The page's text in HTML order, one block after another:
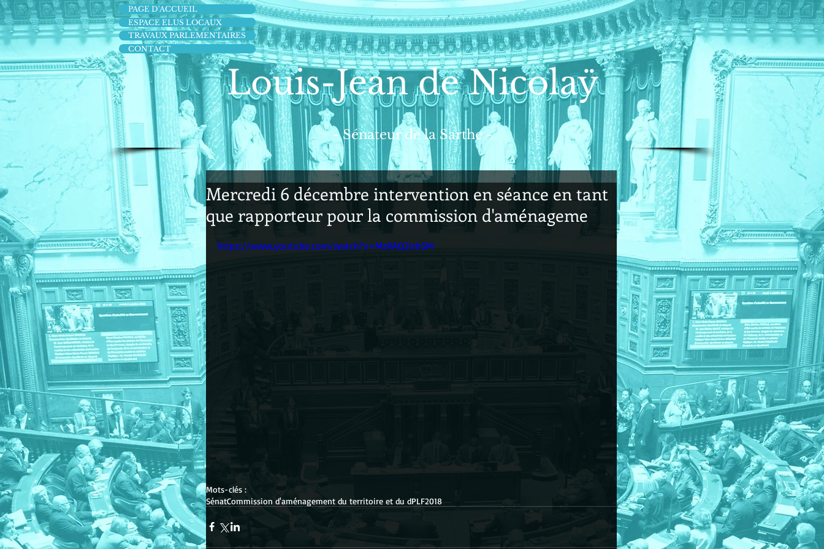
PAGE D'ACCUEIL
ESPACE ELUS LOCAUX
TRAVAUX PARLEMENTAIRES
CONTACT
Louis-Jean de Nicolaÿ
- Sénateur de la Sarthe -
Mercredi 6 décembre intervention en séance en tant
que rapporteur pour la commission d'aménageme
https://www.youtube.com/watch?v=MzRAQ2lzbSM
Mots-clés :
SénatCommission d'aménagement du territoire et du dPLF2018